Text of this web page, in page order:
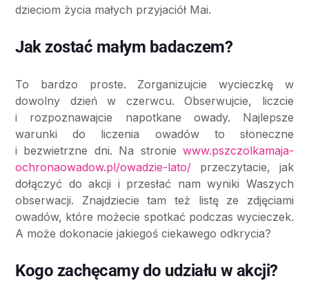
dzieciom życia małych przyjaciół Mai.
Jak zostać małym badaczem?
To bardzo proste. Zorganizujcie wycieczkę w
dowolny dzień w czerwcu. Obserwujcie, liczcie
i rozpoznawajcie napotkane owady. Najlepsze
warunki do liczenia owadów to słoneczne
i bezwietrzne dni. Na stronie www.pszczolkamaja-
ochronaowadow.pl/owadzie-lato/ przeczytacie, jak
dołączyć do akcji i przesłać nam wyniki Waszych
obserwacji. Znajdziecie tam też listę ze zdjęciami
owadów, które możecie spotkać podczas wycieczek.
A może dokonacie jakiegoś ciekawego odkrycia?
Kogo zachęcamy do udziału w akcji?